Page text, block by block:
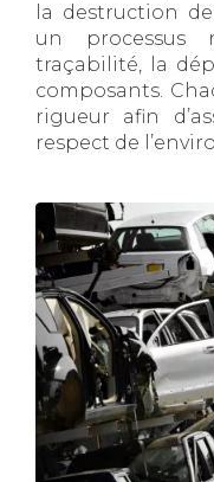
la destruction
un processus
traçabilité, la
composants.
rigueur afin
respect de